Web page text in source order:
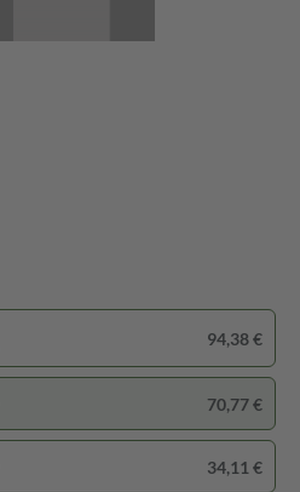
94,38 €
70,77 €
34,11 €